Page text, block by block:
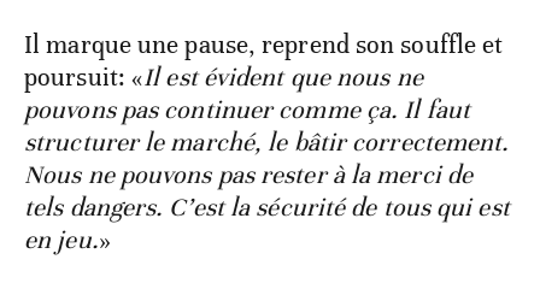
Il marque une pause, reprend son souffle et
poursuit: «Il est évident que nous ne
pouvons pas continuer comme ça. Il faut
structurer le marché, le bâtir correctement.
Nous ne pouvons pas rester à la merci de
tels dangers. C’est la sécurité de tous qui est
en jeu.»